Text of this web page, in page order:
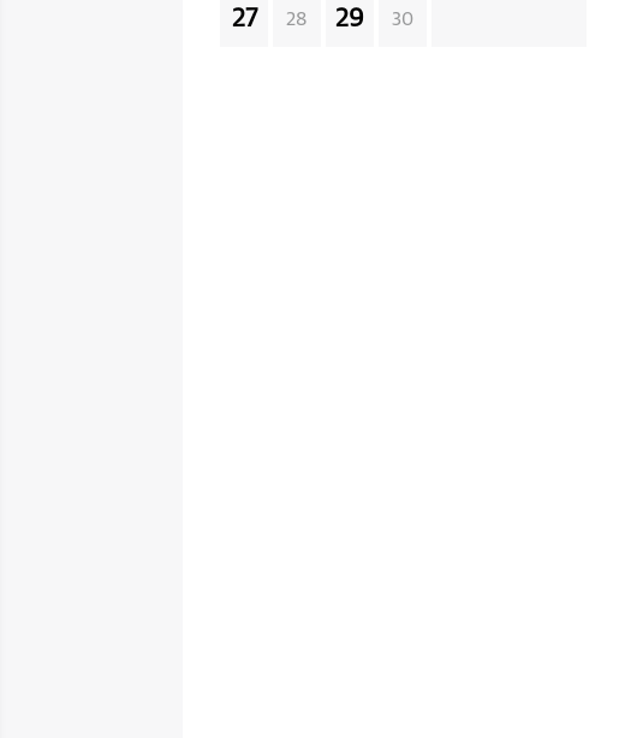
27 28 29 30